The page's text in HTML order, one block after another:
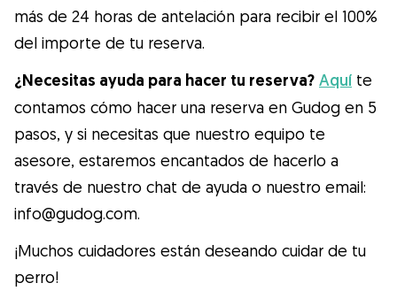
más de 24 horas de antelación para recibir el 100%
del importe de tu reserva.
¿Necesitas ayuda para hacer tu reserva? Aquí te
contamos cómo hacer una reserva en Gudog en 5
pasos, y si necesitas que nuestro equipo te
asesore, estaremos encantados de hacerlo a
través de nuestro chat de ayuda o nuestro email:
info@gudog.com.
¡Muchos cuidadores están deseando cuidar de tu
perro!